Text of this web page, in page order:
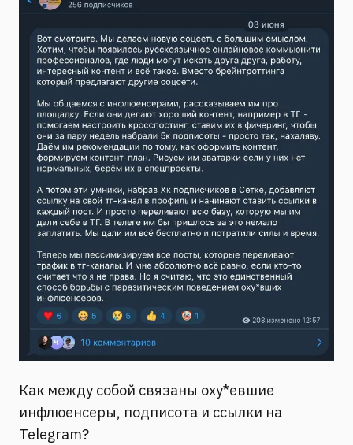
Как между собой связаны оху*евшие
инфлюенсеры, подписота и ссылки на
Telegram?